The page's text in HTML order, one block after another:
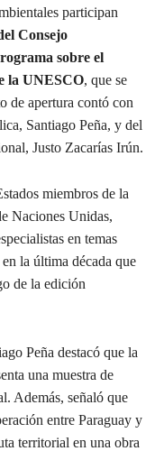
participan
Consejo
sobre el
la UNESCO, que se
de apertura contó con
Santiago Peña, y del
Justo Zacarías Irún.
miembros de la
Naciones Unidas,
en temas
la última década que
de la edición
Peña destacó que la
una muestra de
Además, señaló que
entre Paraguay y
territorial en una obra